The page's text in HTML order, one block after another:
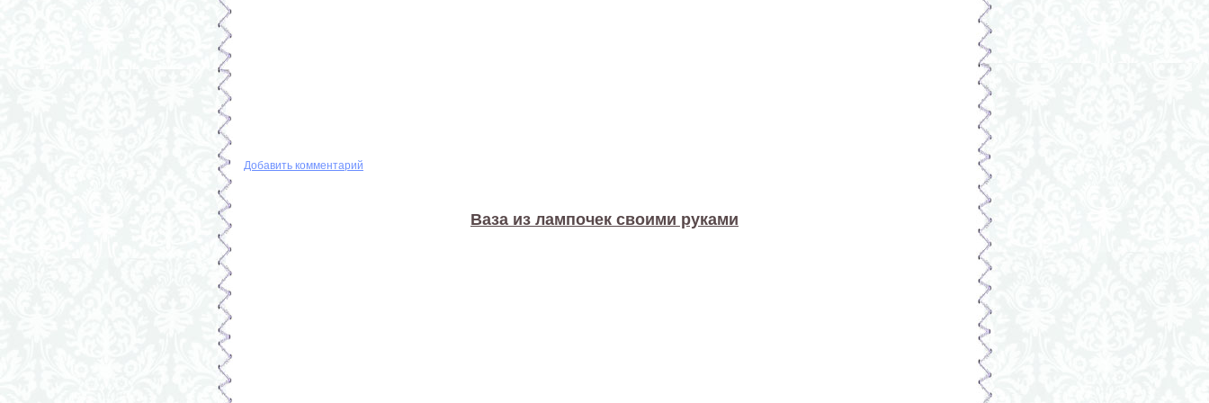
Добавить комментарий
Ваза из лампочек своими руками